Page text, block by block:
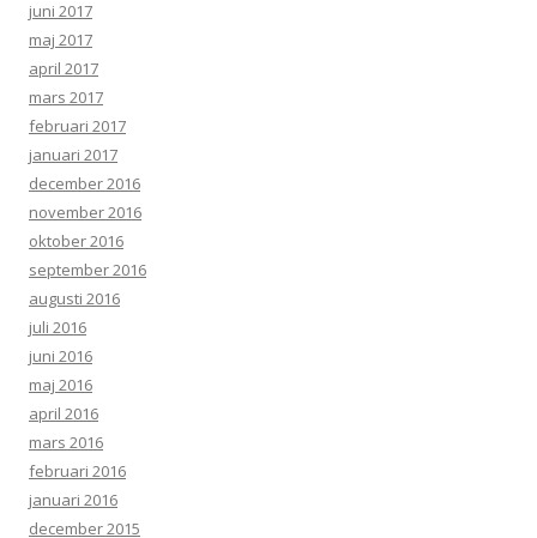
juni 2017
maj 2017
april 2017
mars 2017
februari 2017
januari 2017
december 2016
november 2016
oktober 2016
september 2016
augusti 2016
juli 2016
juni 2016
maj 2016
april 2016
mars 2016
februari 2016
januari 2016
december 2015